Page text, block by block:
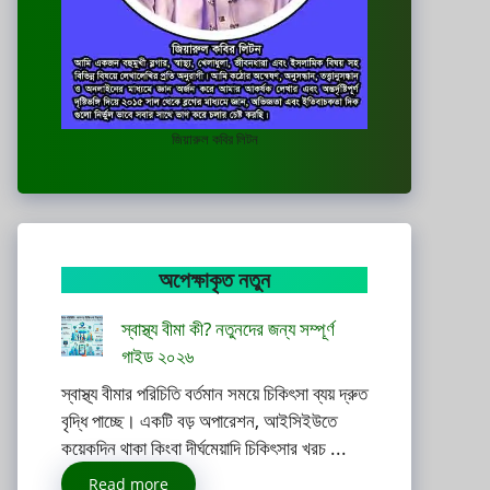
জিয়ারুল কবির লিটন
অপেক্ষাকৃত নতুন
স্বাস্থ্য বীমা কী? নতুনদের জন্য সম্পূর্ণ
গাইড ২০২৬
স্বাস্থ্য বীমার পরিচিতি বর্তমান সময়ে চিকিৎসা ব্যয় দ্রুত
বৃদ্ধি পাচ্ছে। একটি বড় অপারেশন, আইসিইউতে
কয়েকদিন থাকা কিংবা দীর্ঘমেয়াদি চিকিৎসার খরচ ...
Read more